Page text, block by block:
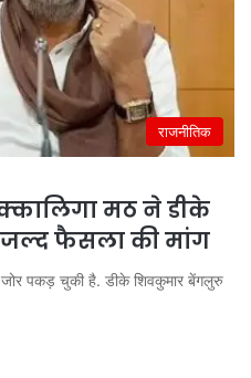
राजनीतिक
मठ ने डीके
फैसला की मांग
पकड़ चुकी है. डीके शिवकुमार बेंगलुरु